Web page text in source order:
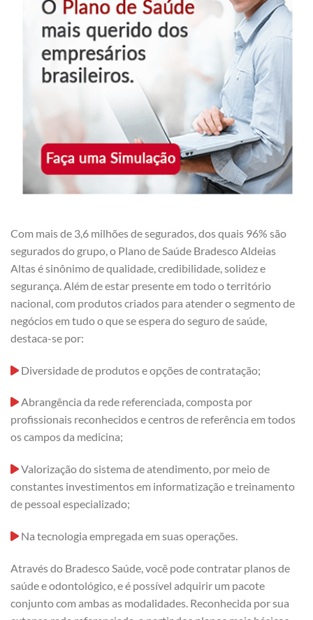
Com mais de 3,6 milhões de segurados, dos quais 96% são
segurados do grupo, o Plano de Saúde Bradesco Aldeias
Altas é sinônimo de qualidade, credibilidade, solidez e
segurança. Além de estar presente em todo o território
nacional, com produtos criados para atender o segmento de
negócios em tudo o que se espera do seguro de saúde,
destaca-se por:
Diversidade de produtos e opções de contratação;
Abrangência da rede referenciada, composta por
profissionais reconhecidos e centros de referência em todos
os campos da medicina;
Valorização do sistema de atendimento, por meio de
constantes investimentos em informatização e treinamento
de pessoal especializado;
Na tecnologia empregada em suas operações.
Através do Bradesco Saúde, você pode contratar planos de
saúde e odontológico, e é possível adquirir um pacote
conjunto com ambas as modalidades. Reconhecida por sua